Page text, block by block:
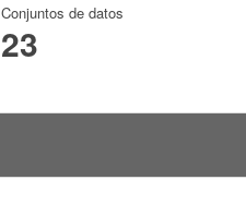
Conjuntos de datos
23